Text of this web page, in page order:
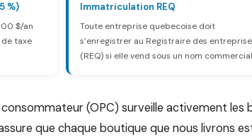
%)
$/an
de taxe
Immatriculation REQ
Toute entreprise quebecoise doit
s’enregistrer au Registraire des
(REQ) si elle vend sous un nom
(OPC) surveille activement
que chaque boutique que nous livrons